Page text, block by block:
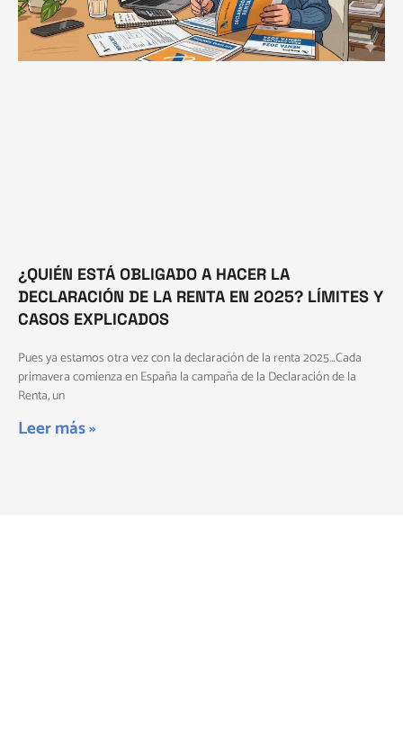
¿QUIÉN ESTÁ OBLIGADO A HACER LA
DECLARACIÓN DE LA RENTA EN 2025? LÍMITES Y
CASOS EXPLICADOS
Pues ya estamos otra vez con la declaración de la renta 2025…Cada
primavera comienza en España la campaña de la Declaración de la
Renta, un
Leer más »